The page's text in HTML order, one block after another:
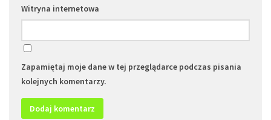
Witryna internetowa
Zapamiętaj moje dane w tej przeglądarce podczas pisania
kolejnych komentarzy.